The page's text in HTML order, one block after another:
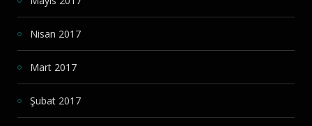
Nisan 2017
Mart 2017
Şubat 2017